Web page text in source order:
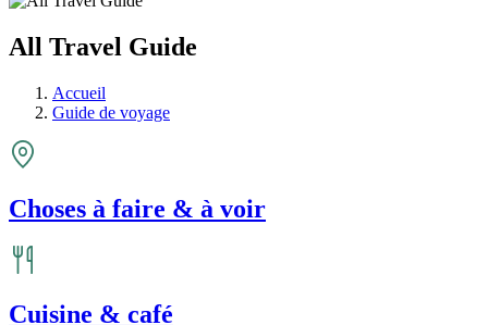
All Travel Guide
Accueil
Guide de voyage
Choses à faire & à voir
Cuisine & café